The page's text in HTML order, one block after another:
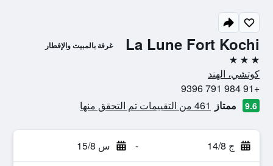
La Lune Fort Kochi غرفة بالمبيت والإفطار
3 نجوم
كوتشي، الهند
+91 984 791 9396
9.6 ممتاز 461 من التقييمات تم التحقق منها
ج 14/8 - س 15/8